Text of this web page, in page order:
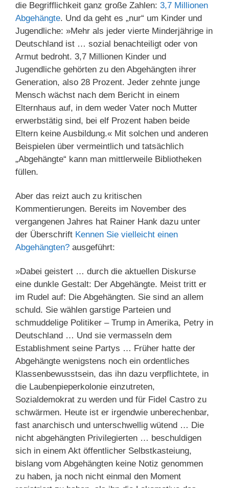
die Begrifflichkeit ganz große Zahlen: 3,7 Millionen
Abgehängte. Und da geht es „nur“ um Kinder und
Jugendliche: »Mehr als jeder vierte Minderjährige in
Deutschland ist … sozial benachteiligt oder von
Armut bedroht. 3,7 Millionen Kinder und
Jugendliche gehörten zu den Abgehängten ihrer
Generation, also 28 Prozent. Jeder zehnte junge
Mensch wächst nach dem Bericht in einem
Elternhaus auf, in dem weder Vater noch Mutter
erwerbstätig sind, bei elf Prozent haben beide
Eltern keine Ausbildung.« Mit solchen und anderen
Beispielen über vermeintlich und tatsächlich
„Abgehängte“ kann man mittlerweile Bibliotheken
füllen.
Aber das reizt auch zu kritischen
Kommentierungen. Bereits im November des
vergangenen Jahres hat Rainer Hank dazu unter
der Überschrift Kennen Sie vielleicht einen
Abgehängten? ausgeführt:
»Dabei geistert … durch die aktuellen Diskurse
eine dunkle Gestalt: Der Abgehängte. Meist tritt er
im Rudel auf: Die Abgehängten. Sie sind an allem
schuld. Sie wählen garstige Parteien und
schmuddelige Politiker – Trump in Amerika, Petry in
Deutschland … Und sie vermasseln dem
Establishment seine Partys … Früher hatte der
Abgehängte wenigstens noch ein ordentliches
Klassenbewusstsein, das ihn dazu verpflichtete, in
die Laubenpieperkolonie einzutreten,
Sozialdemokrat zu werden und für Fidel Castro zu
schwärmen. Heute ist er irgendwie unberechenbar,
fast anarchisch und unterschwellig wütend … Die
nicht abgehängten Privilegierten … beschuldigen
sich in einem Akt öffentlicher Selbstkasteiung,
bislang vom Abgehängten keine Notiz genommen
zu haben, ja noch nicht einmal den Moment